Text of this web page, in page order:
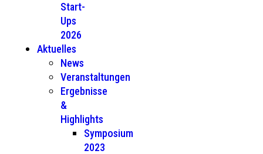
Start-
Ups
2026
Aktuelles
News
Veranstaltungen
Ergebnisse
&
Highlights
Symposium
2023